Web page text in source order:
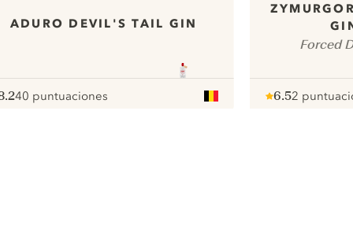
ADURO DEVIL'S TAIL GIN
pour
40 puntuaciones
Forced
6.5
pour
2